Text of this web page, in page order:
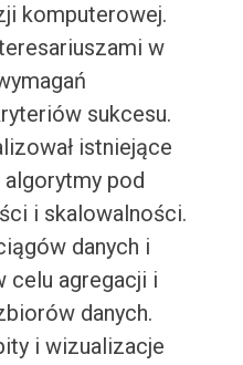
komputerowej.
w
sukcesu.
istniejące
pod
i skalowalności.
danych i
celu agregacji i
danych.
i wizualizacje